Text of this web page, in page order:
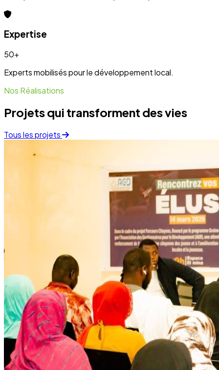
Développent
Ateliers communautaires
Lire la suite